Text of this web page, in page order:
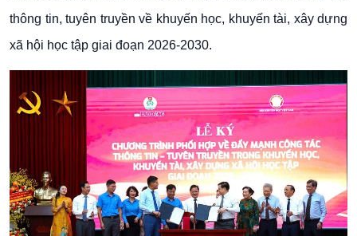
thông tin, tuyên truyền về khuyến học, khuyến tài, xây dựng
xã hội học tập giai đoạn 2026-2030.